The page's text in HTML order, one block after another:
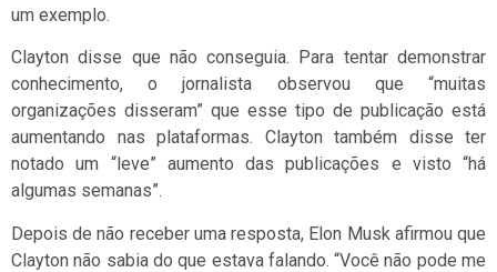
um exemplo.
Clayton disse que não conseguia. Para tentar demonstrar
conhecimento, o jornalista observou que “muitas
organizações disseram” que esse tipo de publicação está
aumentando nas plataformas. Clayton também disse ter
notado um “leve” aumento das publicações e visto “há
algumas semanas”.
Depois de não receber uma resposta, Elon Musk afirmou que
Clayton não sabia do que estava falando. “Você não pode me